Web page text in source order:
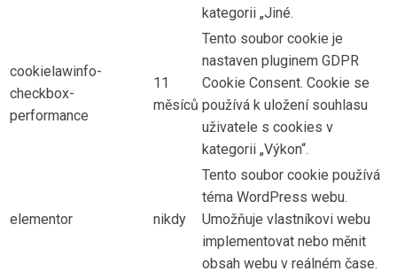
kategorii „Jiné.
cookielawinfo-
checkbox-
performance
11
měsíců
Tento soubor cookie je
nastaven pluginem GDPR
Cookie Consent. Cookie se
používá k uložení souhlasu
uživatele s cookies v
kategorii „Výkon“.
elementor nikdy
Tento soubor cookie používá
téma WordPress webu.
Umožňuje vlastníkovi webu
implementovat nebo měnit
obsah webu v reálném čase.